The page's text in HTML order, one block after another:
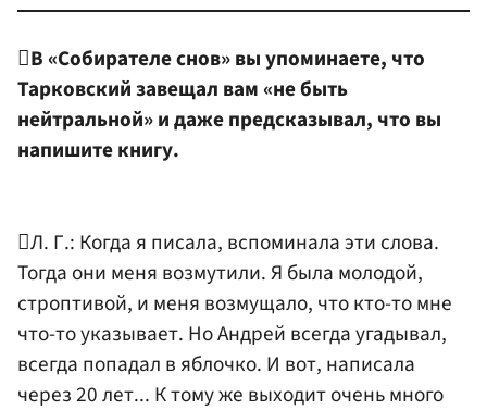
В «Собирателе снов» вы упоминаете, что
Тарковский завещал вам «не быть
нейтральной» и даже предсказывал, что вы
напишите книгу.
Л. Г.: Когда я писала, вспоминала эти слова.
Тогда они меня возмутили. Я была молодой,
строптивой, и меня возмущало, что кто-то мне
что-то указывает. Но Андрей всегда угадывал,
всегда попадал в яблочко. И вот, написала
через 20 лет... К тому же выходит очень много